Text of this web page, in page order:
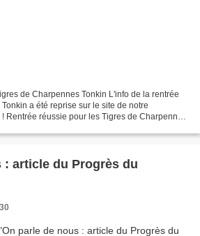
de Charpennes Tonkin L'info de la rentrée
a été reprise sur le site de notre
Rentrée réussie pour les Tigres de Charpennes
: article du Progrès du